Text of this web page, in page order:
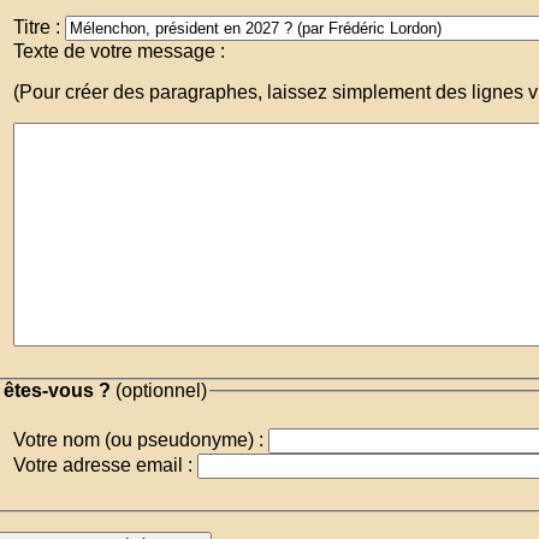
Titre :
Texte de votre message :
(Pour créer des paragraphes, laissez simplement des lignes
êtes-vous ? (optionnel)
Votre nom (ou pseudonyme) :
Votre adresse email :